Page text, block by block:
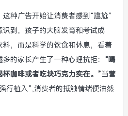
种广告开始让消费者感到“尴尬”
识到，孩子的大脑发育和考试成
，而是科学的饮食和休息，看着
的家长产生了一种心理抗拒： “喝
咖啡或者吃块巧克力实在。”当营
行植入”,消费者的抵触情绪便油然